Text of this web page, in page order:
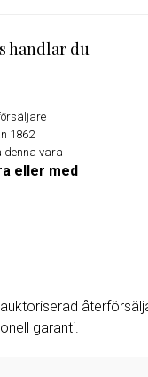
på utvalda
Ur
handlar du
1862
denna vara
eller med
garanti.